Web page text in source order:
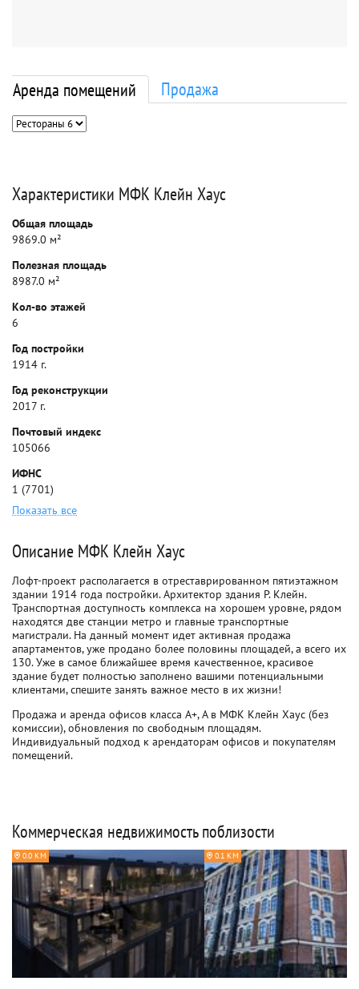
Аренда помещений Продажа
Характеристики МФК Клейн Хаус
Общая площадь
9869.0 м²
Полезная площадь
8987.0 м²
Кол-во этажей
6
Год постройки
1914 г.
Год реконструкции
2017 г.
Почтовый индекс
105066
ИФНС
1 (7701)
Показать все
Описание МФК Клейн Хаус
Лофт-проект располагается в отреставрированном пятиэтажном
здании 1914 года постройки. Архитектор здания Р. Клейн.
Транспортная доступность комплекса на хорошем уровне, рядом
находятся две станции метро и главные транспортные
магистрали. На данный момент идет активная продажа
апартаментов, уже продано более половины площадей, а всего их
130. Уже в самое ближайшее время качественное, красивое
здание будет полностью заполнено вашими потенциальными
клиентами, спешите занять важное место в их жизни!
Продажа и аренда офисов класса A+, A в МФК Клейн Хаус (без
комиссии), обновления по свободным площадям.
Индивидуальный подход к арендаторам офисов и покупателям
помещений.
Коммерческая недвижимость поблизости
0.0 КМ 0.1 КМ